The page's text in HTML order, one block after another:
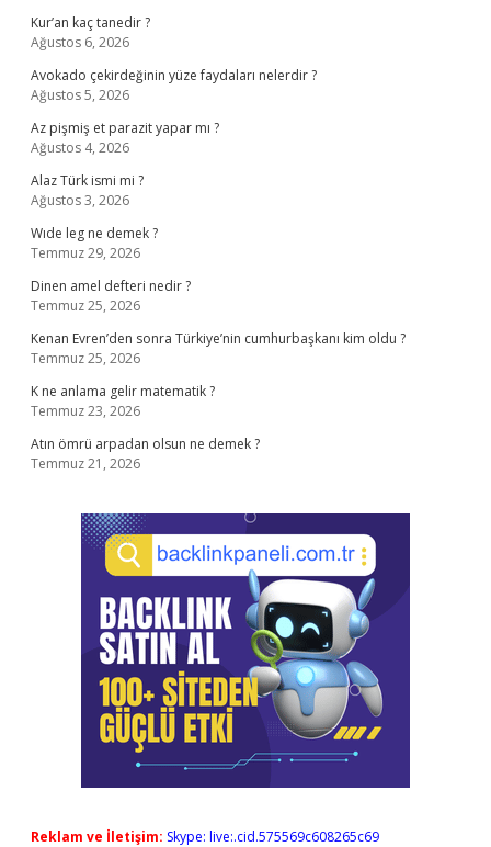
Kur’an kaç tanedir ?
Ağustos 6, 2026
Avokado çekirdeğinin yüze faydaları nelerdir ?
Ağustos 5, 2026
Az pişmiş et parazit yapar mı ?
Ağustos 4, 2026
Alaz Türk ismi mi ?
Ağustos 3, 2026
Wıde leg ne demek ?
Temmuz 29, 2026
Dinen amel defteri nedir ?
Temmuz 25, 2026
Kenan Evren’den sonra Türkiye’nin cumhurbaşkanı kim oldu ?
Temmuz 25, 2026
K ne anlama gelir matematik ?
Temmuz 23, 2026
Atın ömrü arpadan olsun ne demek ?
Temmuz 21, 2026
Reklam ve İletişim: Skype: live:.cid.575569c608265c69